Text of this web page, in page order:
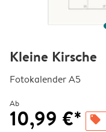
Kleine Kirsche
Fotokalender A5
Ab
10,99 €* offers